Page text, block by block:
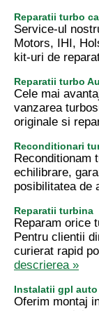
Reparatii turbo
Service-ul
Motors, IHI,
kit-uri de
Reparatii turbo
Cele mai
vanzarea
originale si
Reconditionari
Reconditionam
echilibrare,
posibilitatea de
Reparatii turbina
Reparam orice
Pentru clientii
curierat rapid
descrierea »
Instalatii gpl auto
Oferim montaj